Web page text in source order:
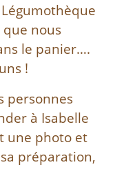
nous
le panier….
!
personnes
à Isabelle
une photo et
préparation,